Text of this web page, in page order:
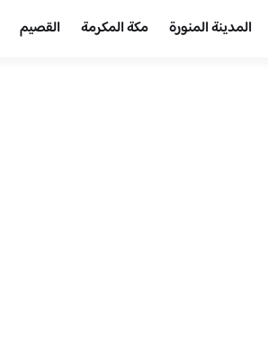
المدينة المنورة مكة المكرمة القصيم